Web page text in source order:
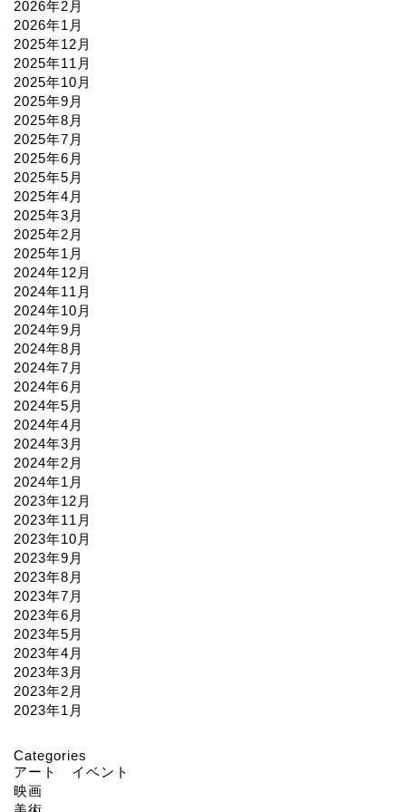
2026年2月
2026年1月
2025年12月
2025年11月
2025年10月
2025年9月
2025年8月
2025年7月
2025年6月
2025年5月
2025年4月
2025年3月
2025年2月
2025年1月
2024年12月
2024年11月
2024年10月
2024年9月
2024年8月
2024年7月
2024年6月
2024年5月
2024年4月
2024年3月
2024年2月
2024年1月
2023年12月
2023年11月
2023年10月
2023年9月
2023年8月
2023年7月
2023年6月
2023年5月
2023年4月
2023年3月
2023年2月
2023年1月
Categories
アート イベント
映画